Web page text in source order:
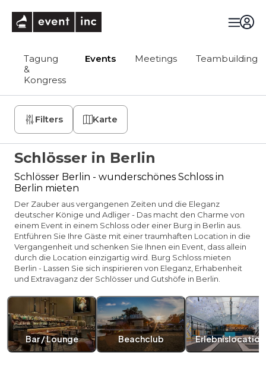
Tagung
&
Kongress
Events Meetings Teambuilding
Filters Karte
Schlösser in Berlin
Schlösser Berlin - wunderschönes Schloss in
Berlin mieten
Der Zauber aus vergangenen Zeiten und die Eleganz
deutscher Könige und Adliger - Das macht den Charme von
einem Event in einem Schloss oder einer Burg in Berlin aus.
Entführen Sie Ihre Gäste mit einer traumhaften Location in die
Vergangenheit und schenken Sie Ihnen ein Event, dass allein
durch die Location einzigartig wird. Burg Schloss mieten
Berlin - Lassen Sie sich inspirieren von Eleganz, Erhabenheit
und Extravaganz der Schlösser und Gutshöfe in Berlin.
Bar / Lounge Beachclub Erlebnislocation